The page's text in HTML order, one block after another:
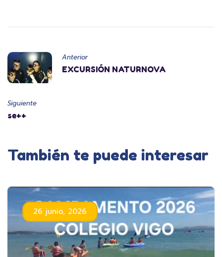
Anterior
EXCURSIÓN NATURNOVA
Siguiente
se++
También te puede interesar
26 junio, 2026